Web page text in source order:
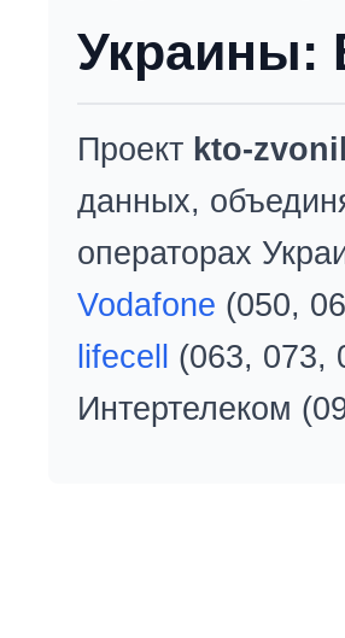
Украины:
Проект kto-
данных,
операторах
Vodafone (050,
lifecell
(063, 073,
Интертелеком